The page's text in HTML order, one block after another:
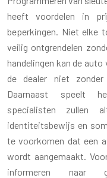
heeft voordelen in
beperkingen. Niet elke
veilig ontgrendelen
handelingen kan de auto
de dealer niet zonder
Daarnaast speelt
specialisten zullen
identiteitsbewijs en
te voorkomen dat een
wordt aangemaakt.
informeren naar